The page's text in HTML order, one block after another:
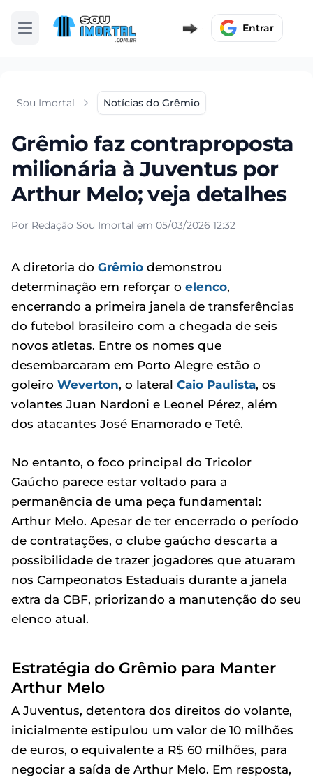
Abrir menu Entrar
Sou Imortal Notícias do Grêmio
Grêmio faz contraproposta
milionária à Juventus por
Arthur Melo; veja detalhes
Por Redação Sou Imortal em 05/03/2026 12:32
A diretoria do Grêmio demonstrou
determinação em reforçar o elenco,
encerrando a primeira janela de transferências
do futebol brasileiro com a chegada de seis
novos atletas. Entre os nomes que
desembarcaram em Porto Alegre estão o
goleiro Weverton, o lateral Caio Paulista, os
volantes Juan Nardoni e Leonel Pérez, além
dos atacantes José Enamorado e Tetê.
No entanto, o foco principal do Tricolor
Gaúcho parece estar voltado para a
permanência de uma peça fundamental:
Arthur Melo. Apesar de ter encerrado o período
de contratações, o clube gaúcho descarta a
possibilidade de trazer jogadores que atuaram
nos Campeonatos Estaduais durante a janela
extra da CBF, priorizando a manutenção do seu
elenco atual.
Estratégia do Grêmio para Manter
Arthur Melo
A Juventus, detentora dos direitos do volante,
inicialmente estipulou um valor de 10 milhões
de euros, o equivalente a R$ 60 milhões, para
negociar a saída de Arthur Melo. Em resposta,